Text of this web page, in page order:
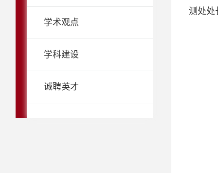
学术观点
学科建设
诚聘英才
测处处